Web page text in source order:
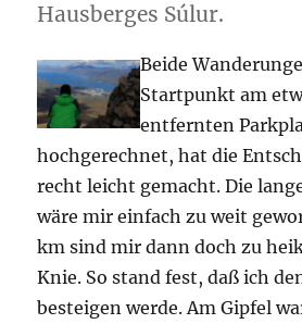
Hausberges Súlur.
Beide
Startpunkt am
entfernten
hochgerechnet, hat die
recht leicht gemacht. Die
wäre mir einfach zu weit
km sind mir dann doch zu
Knie. So stand fest, daß ich
besteigen werde. Am Gipfel